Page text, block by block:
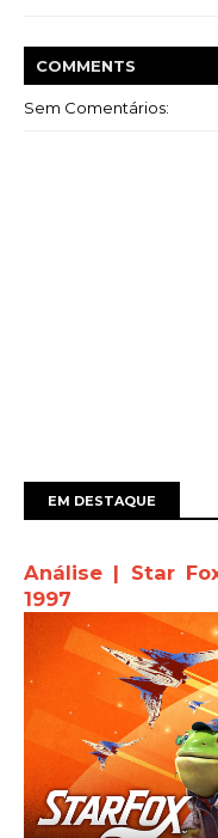
COMMENTS
Sem Comentários:
EM DESTAQUE
Análise | Star
1997